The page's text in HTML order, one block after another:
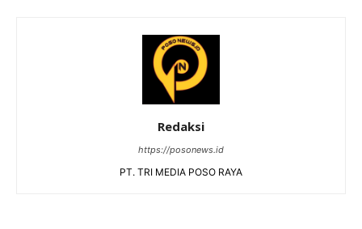
Redaksi
https://posonews.id
PT. TRI MEDIA POSO RAYA